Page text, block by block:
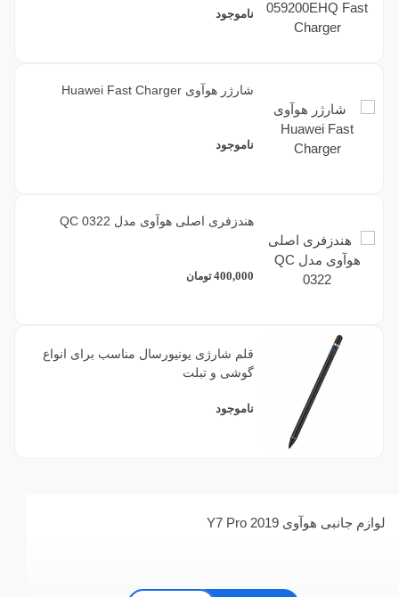
ناموجود
شارژر هوآوی Huawei Fast Charger
ناموجود
هندزفری اصلی هوآوی مدل QC 0322
400,000 تومان
قلم شارژی یونیورسال مناسب برای انواع
گوشی و تبلت
ناموجود
لوازم جانبی هوآوی Y7 Pro 2019